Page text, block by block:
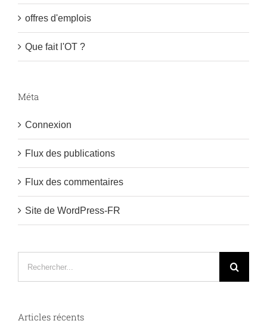
offres d'emplois
Que fait l'OT ?
Méta
Connexion
Flux des publications
Flux des commentaires
Site de WordPress-FR
Articles récents